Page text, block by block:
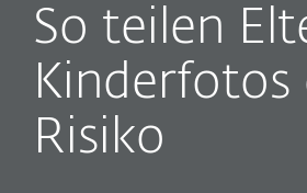
So teilen
Kinderfotos
Risiko